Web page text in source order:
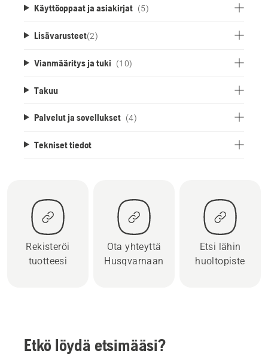
Käyttöoppaat ja asiakirjat (5)
Lisävarusteet(2)
Vianmääritys ja tuki (10)
Takuu
Palvelut ja sovellukset (4)
Tekniset tiedot
Rekisteröi
tuotteesi
Ota yhteyttä
Husqvarnaan
Etsi lähin
huoltopiste
Etkö löydä etsimääsi?